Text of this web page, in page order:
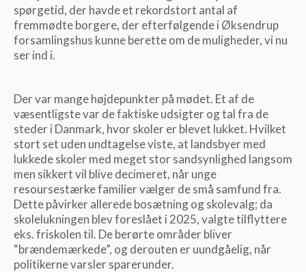
spørgetid, der havde et rekordstort antal af
fremmødte borgere, der efterfølgende i Øksendrup
forsamlingshus kunne berette om de muligheder, vi nu
ser ind i.
Der var mange højdepunkter på mødet. Et af de
væsentligste var de faktiske udsigter og tal fra de
steder i Danmark, hvor skoler er blevet lukket. Hvilket
stort set uden undtagelse viste, at landsbyer med
lukkede skoler med meget stor sandsynlighed langsom
men sikkert vil blive decimeret, når unge
resoursestærke familier vælger de små samfund fra.
Dette påvirker allerede bosætning og skolevalg; da
skolelukningen blev foreslået i 2025, valgte tilflyttere
eks. friskolen til. De berørte områder bliver
“brændemærkede”, og derouten er uundgåelig, når
politikerne varsler sparerunder.